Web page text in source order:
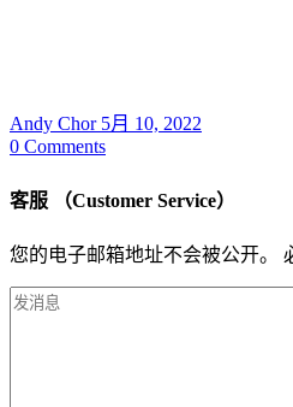
Andy Chor 5月 10, 2022
0 Comments
客服 （Customer Service）
您的电子邮箱地址不会被公开。